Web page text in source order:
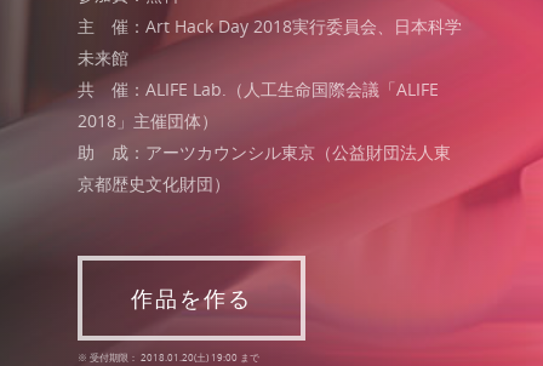
主 催：Art Hack Day 2018実行委員会、日本科学
未来館
共 催：ALIFE Lab.（人工生命国際会議「ALIFE
2018」主催団体）
助 成：アーツカウンシル東京（公益財団法人東
京都歴史文化財団）
作品を作る
※ 受付期限： 2018.01.20(土) 19:00 まで